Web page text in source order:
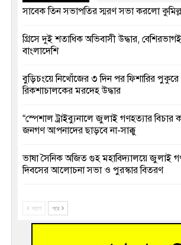
সাবেক তিন সভাপতির স্মরণ সভা করলো কুমিল্লা
গ্রিসে দুই শতাধিক অভিবাসী উদ্ধার, বেশিরভাগই
বাংলাদেশি
বুড়িচংয়ে নিখোঁজের ৩ দিন পর ফিশারির পুকুরে
রিকশাচালকের মরদেহ উদ্ধার
“স্পেশাল ট্রাইব্যুনালে জুলাই গণহত্যার বিচার
জনগণ আপনাদের ছাড়বে না-সাক্কু
ভাষা সৈনিক অজিত গুহ মহাবিদ্যালয়ে জুলাই
দিবসের আলোচনা সভা ও পুরস্কার বিতরণ
‘হাসিনাকে ফেরাতে তৎপরতা’ কুবিতে ১১
ফ্যাক্ট-ফাইন্ডিং কমিটি গঠন
আগে পরে